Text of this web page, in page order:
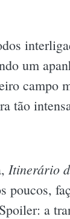
um
campo
tão
Itinerário
poucos,
a